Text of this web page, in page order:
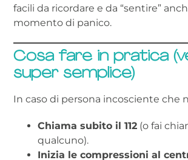
facili da ricordare e da “sentire”
momento di panico.
Cosa fare in pratica
super semplice)
In caso di persona incosciente che
Chiama subito il 112 (o fai
qualcuno).
Inizia le compressioni al